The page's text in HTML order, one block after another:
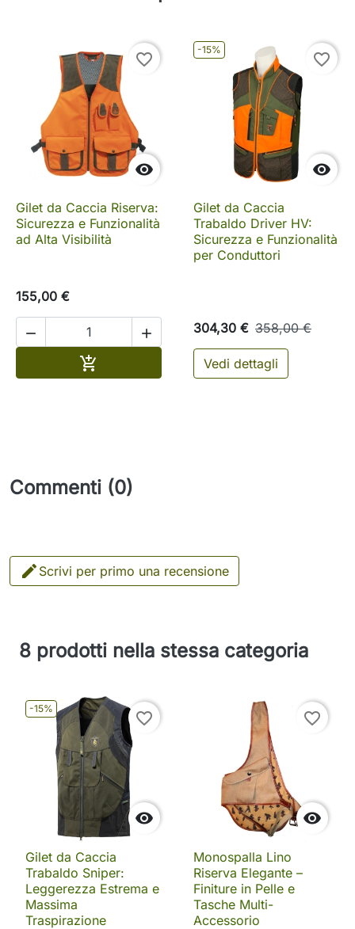

favorite_border
Gilet da Caccia Riserva:
Sicurezza e Funzionalità
ad Alta Visibilità
155,00 €
 
 Aggiungi al carrello
-15%

favorite_border
Gilet da Caccia
Trabaldo Driver HV:
Sicurezza e Funzionalità
per Conduttori
304,30 € 358,00 €
Vedi dettagli
Commenti (0)
 Scrivi per primo una recensione
8 prodotti nella stessa categoria
-15%

favorite_border
Gilet da Caccia
Trabaldo Sniper:
Leggerezza Estrema e
Massima
Traspirazione

favorite_border
Monospalla Lino
Riserva Elegante –
Finiture in Pelle e
Tasche Multi-
Accessorio